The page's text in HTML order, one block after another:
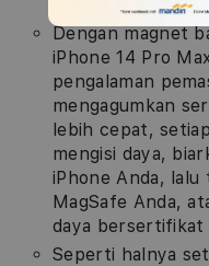
lembut untuk
Dengan magnet
iPhone 14 Pro
pengalaman
mengagumkan
lebih cepat,
mengisi daya,
iPhone Anda, lalu
MagSafe Anda,
daya bersertifikat
Seperti halnya